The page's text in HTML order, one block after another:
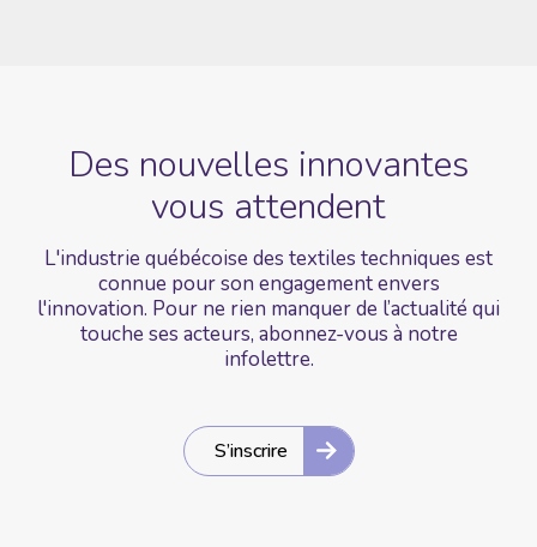
Des nouvelles innovantes
vous attendent
L'industrie québécoise des textiles techniques est
connue pour son engagement envers
l'innovation. Pour ne rien manquer de l’actualité qui
touche ses acteurs, abonnez-vous à notre
infolettre.
S’inscrire